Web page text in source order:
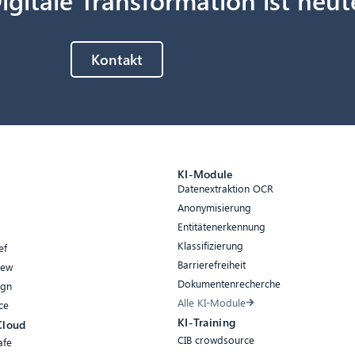
Kontakt
KI-Module
Datenextraktion OCR
Anonymisierung
Entitätenerkennung
Klassifizierung
Barrierefreiheit
Dokumentenrecherche
Alle KI-Module
KI-Training
CIB crowdsource